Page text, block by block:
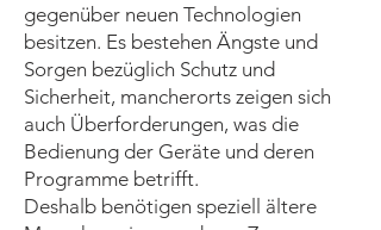
gegenüber neuen Technologien
besitzen. Es bestehen Ängste und
Sorgen bezüglich Schutz und
Sicherheit, mancherorts zeigen sich
auch Überforderungen, was die
Bedienung der Geräte und deren
Programme betrifft.
Deshalb benötigen speziell ältere